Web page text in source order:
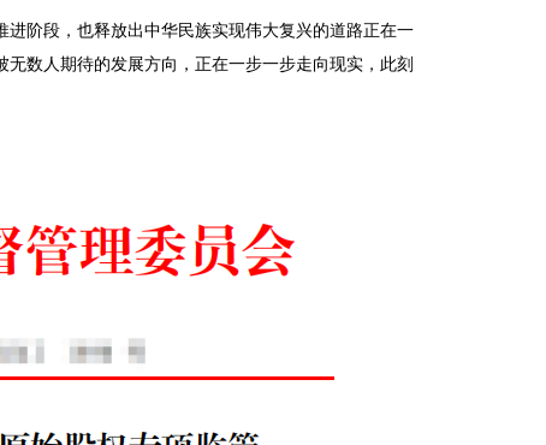
阶段，也释放出中华民族实现伟大复兴的道路正在一
数人期待的发展方向，正在一步一步走向现实，此刻